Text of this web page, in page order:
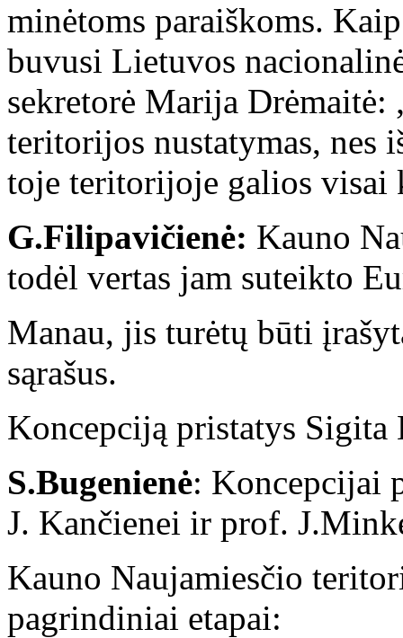
minėtoms paraiškoms.
buvusi Lietuvos
sekretorė Marija Drėmaitė:
teritorijos nustatymas, nes
toje teritorijoje galios visai
G.Filipavičienė: Kauno
todėl vertas jam suteikto
Manau, jis turėtų būti
sąrašus.
Koncepciją pristatys Sigita
S.Bugenienė: Koncepcijai
J. Kančienei ir prof.
Kauno Naujamiesčio
pagrindiniai etapai: